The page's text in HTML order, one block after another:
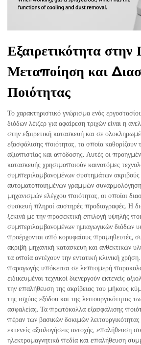
Εξαιρετικότητα
Μεταποίηση και
Ποιότητας
Το χαρακτηριστικό γνώρισμα ενός
διόδων λέιζερ για αφαίρεση τριχών είναι η
στην εξαιρετική κατασκευή και σε
εξασφάλισης ποιότητας, τα οποία
αξιοπιστίας και απόδοσης. Αυτές οι
κατασκευής χρησιμοποιούν καινοτόμες
συμπεριλαμβανομένων συστημάτων
αυτοματοποιημένων γραμμών
μηχανισμών ελέγχου ποιότητας, οι οποίοι
συσκευή πληροί αυστηρές προδιαγραφές. Η
ξεκινά με την προσεκτική επιλογή υψηλής
συμπεριλαμβανομένων ημιαγωγικών διόδων
προέρχονται από κορυφαίους προμηθευτές,
ακριβή μηχανική κατασκευή και ανθεκτικών
τα οποία αντέχουν την εντατική κλινική
παραγωγής υπόκειται σε λεπτομερή
ειδικευμένοι τεχνικοί διενεργούν εκτενείς
την επαλήθευση της ακρίβειας του μήκους
της ισχύος εξόδου και της λειτουργικότητας
ασφαλείας. Τα πρωτόκολλα εξασφάλισης
πέραν των βασικών δοκιμών
εκτενείς αξιολογήσεις αντοχής, επαλήθευση
ηλεκτρομαγνητικά πεδία και επαλήθευση